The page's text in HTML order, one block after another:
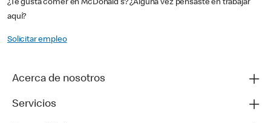
¿Te gusta comer en McDonald's? ¿Alguna vez pensaste en trabajar
aquí?
Solicitar empleo
Acerca de nosotros
Servicios